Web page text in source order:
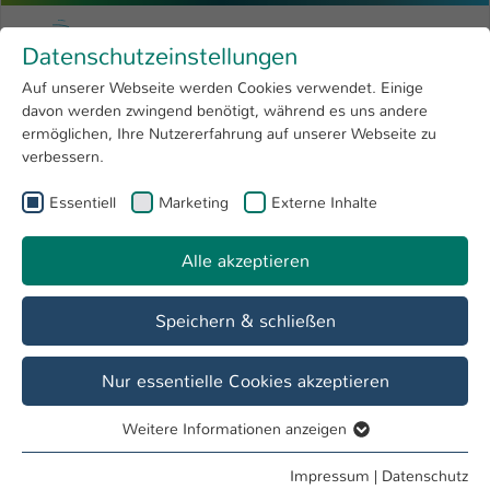
Menu
Forschung 4
Open submenu
Hochschule
International
Zum Hauptinhalt springen
Hochschule Kaiserslautern
Sie sind hier:
Hochschule
Anmeldung am Intranet
Als Angehöriger der Hochschule Kaiserslautern können Sie
sich hier mit Ihren Email-Account Daten am Intranet
anmelden.
Bitte beachten Sie, dass das Abmelden vom Intranet
derzeitig nur auf dieser Seite möglich ist.
Datenschutzeinstellungen
Auf unserer Webseite werden Cookies verwendet. Einige
davon werden zwingend benötigt, während es uns andere
ermöglichen, Ihre Nutzererfahrung auf unserer Webseite zu
verbessern.
Essentiell Marketing Externe Inhalte
Alle akzeptieren
Speichern & schließen
Nur essentielle Cookies akzeptieren
Essentielle Cookies werden für grundlegende Funktionen
Weitere Informationen anzeigen
Impressum | Datenschutz